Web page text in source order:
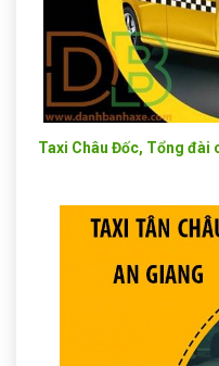
Taxi Châu Đốc, Tổng đài